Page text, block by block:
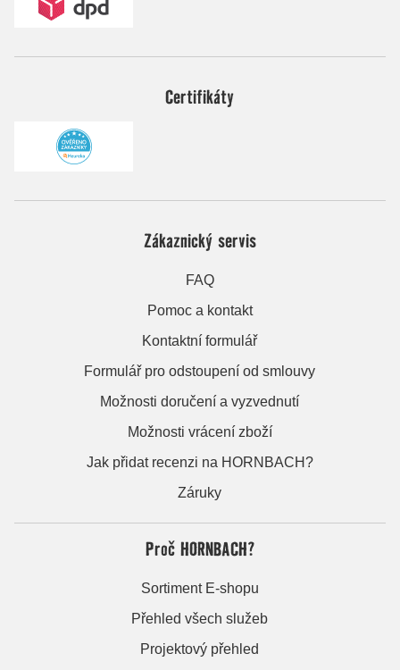
Certifikáty
Zákaznický servis
FAQ
Pomoc a kontakt
Kontaktní formulář
Formulář pro odstoupení od smlouvy
Možnosti doručení a vyzvednutí
Možnosti vrácení zboží
Jak přidat recenzi na HORNBACH?
Záruky
Proč HORNBACH?
Sortiment E-shopu
Přehled všech služeb
Projektový přehled